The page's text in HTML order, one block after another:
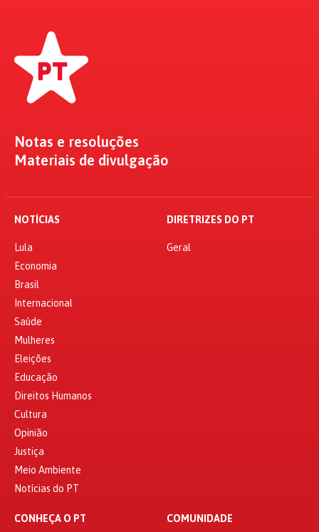
Notas e resoluções
Materiais de divulgação
NOTÍCIAS
Lula
Economia
Brasil
Internacional
Saúde
Mulheres
Eleições
Educação
Direitos Humanos
Cultura
Opinião
Justiça
Meio Ambiente
Notícias do PT
DIRETRIZES DO PT
Geral
CONHEÇA O PT COMUNIDADE